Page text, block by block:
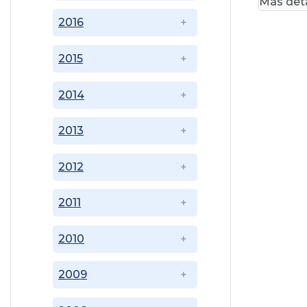
2009
2010
2011
2012
2013
2014
2015
2016